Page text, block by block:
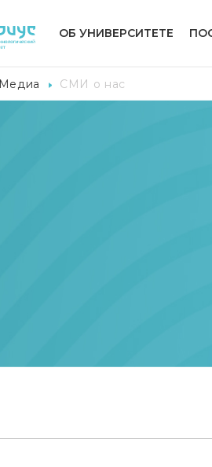
ОБ УНИВЕРСИТЕТЕ
Медиа СМИ о нас